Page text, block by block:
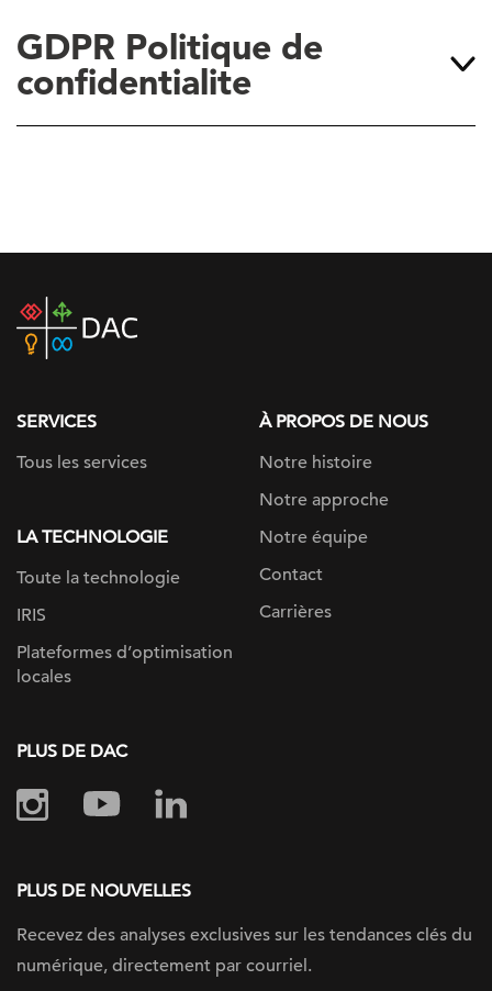
GDPR Politique de
confidentialite
DAC
home
SERVICES
Tous les services
LA TECHNOLOGIE
Toute la technologie
IRIS
Plateformes d’optimisation
locales
À PROPOS DE NOUS
Notre histoire
Notre approche
Notre équipe
Contact
Carrières
PLUS DE DAC
PLUS DE NOUVELLES
Recevez des analyses exclusives sur les tendances clés du
numérique, directement par courriel.